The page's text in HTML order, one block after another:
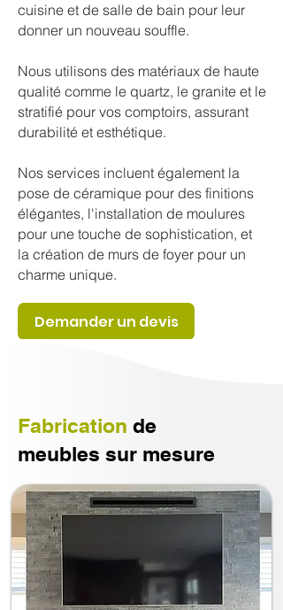
cuisine et de salle de bain pour leur
donner un nouveau souffle.
Nous utilisons des matériaux de haute
qualité comme le quartz, le granite et le
stratifié pour vos comptoirs, assurant
durabilité et esthétique.
Nos services incluent également la
pose de céramique pour des finitions
élégantes, l'installation de moulures
pour une touche de sophistication, et
la création de murs de foyer pour un
charme unique.
Demander un devis
Fabrication de
meubles sur mesure